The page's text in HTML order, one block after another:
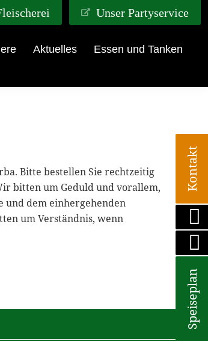
Unser Partyservice
Aktuelles Essen und Tanken
Bitte bestellen Sie rechtzeitig
bitten um Geduld und vorallem,
und dem einhergehenden
um Verständnis, wenn
Speiseplan
Kontakt